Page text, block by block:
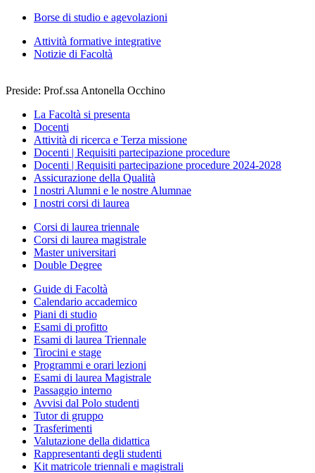
Borse di studio e agevolazioni
Attività formative integrative
Notizie di Facoltà
Preside: Prof.ssa Antonella Occhino
La Facoltà si presenta
Docenti
Attività di ricerca e Terza missione
Docenti | Requisiti partecipazione procedure
Docenti | Requisiti partecipazione procedure 2024-2028
Assicurazione della Qualità
I nostri Alumni e le nostre Alumnae
I nostri corsi di laurea
Corsi di laurea triennale
Corsi di laurea magistrale
Master universitari
Double Degree
Guide di Facoltà
Calendario accademico
Piani di studio
Esami di profitto
Esami di laurea Triennale
Tirocini e stage
Programmi e orari lezioni
Esami di laurea Magistrale
Passaggio interno
Avvisi dal Polo studenti
Tutor di gruppo
Trasferimenti
Valutazione della didattica
Rappresentanti degli studenti
Kit matricole triennali e magistrali